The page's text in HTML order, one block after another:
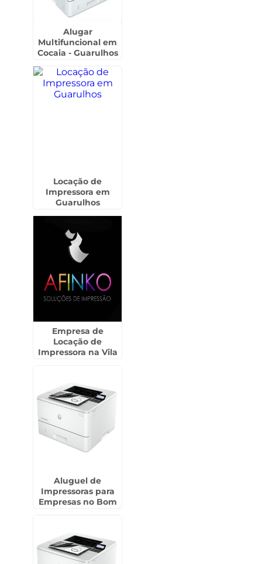
Alugar
Multifuncional em
Cocaia - Guarulhos
Locação de
Impressora em
Guarulhos
Empresa de
Locação de
Impressora na Vila
Aluguel de
Impressoras para
Empresas no Bom